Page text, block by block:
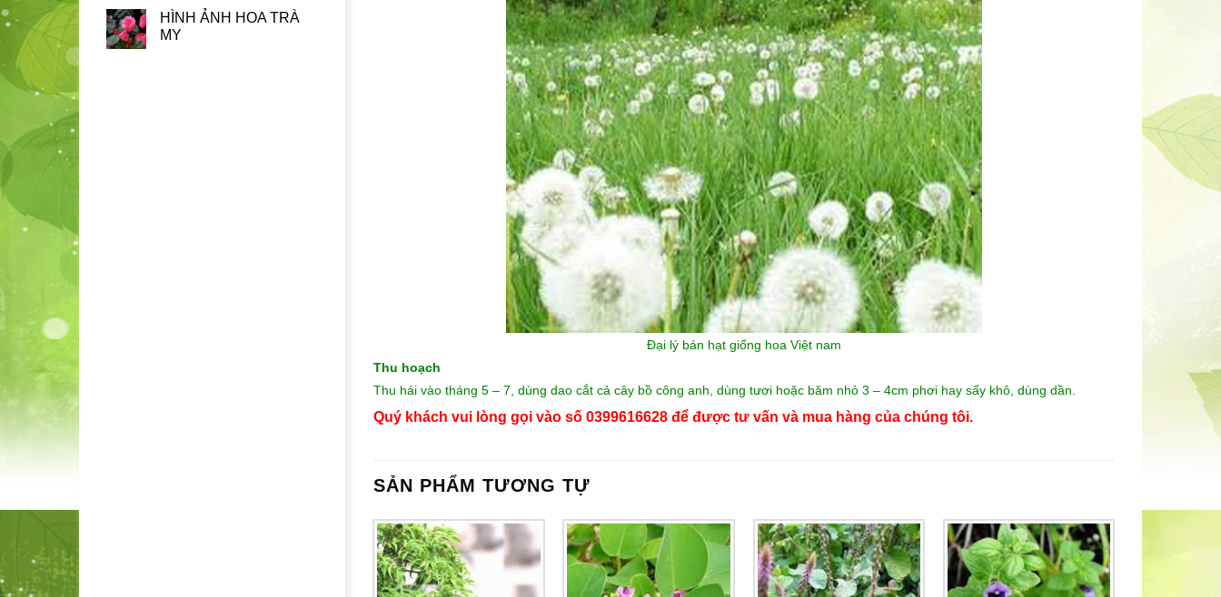
HÌNH ẢNH HOA TRÀ
MY
Đại lý bán hạt giống hoa Việt nam
Thu hoạch
Thu hái vào tháng 5 – 7, dùng dao cắt cả cây bồ công anh, dùng tươi hoặc băm nhỏ 3 – 4cm phơi hay sấy khô, dùng dần.
Quý khách vui lòng gọi vào số 0399616628 để được tư vấn và mua hàng của chúng tôi.
SẢN PHẨM TƯƠNG TỰ